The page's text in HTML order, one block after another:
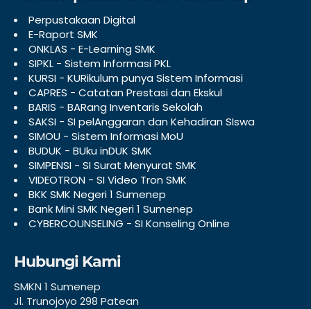
Perpustakaan Digital
E-Raport SMK
ONKLAS - E-Learning SMK
SIPKL - Sistem Informasi PKL
KURSI - KURikulum punya Sistem Informasi
CAPRES - Catatan Prestasi dan Ekskul
BARIS - BARang Inventaris Sekolah
SAKSI - SI pelAnggaran dan Kehadiran SIswa
SIMOU - Sistem Informasi MoU
BUDUK - BUku inDUK SMK
SIMPENSI - SI Surat Menyurat SMK
VIDEOTRON - SI Video Tron SMK
BKK SMK Negeri 1 Sumenep
Bank Mini SMK Negeri 1 Sumenep
CYBERCOUNSELING - SI Konseling Online
Hubungi Kami
SMKN 1 Sumenep
Jl. Trunojoyo 298 Patean